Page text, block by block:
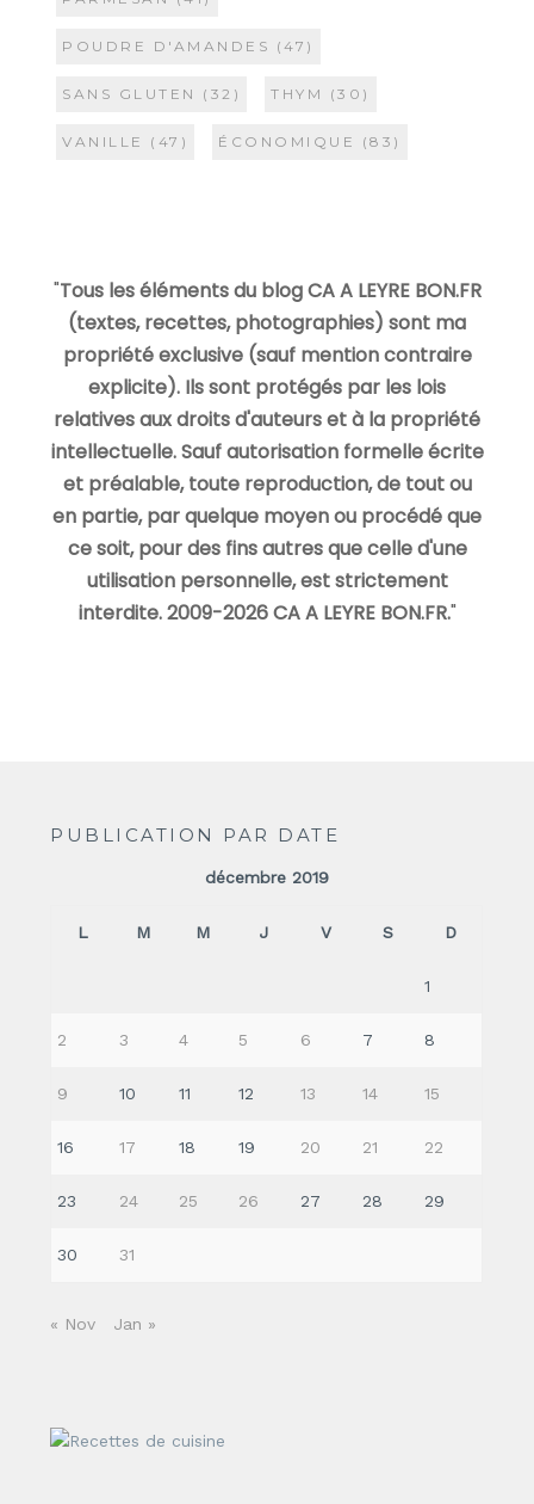
POUDRE D'AMANDES (47)
SANS GLUTEN (32) THYM (30)
VANILLE (47) ÉCONOMIQUE (83)
"Tous les éléments du blog CA A LEYRE BON.FR
(textes, recettes, photographies) sont ma
propriété exclusive (sauf mention contraire
explicite). Ils sont protégés par les lois
relatives aux droits d'auteurs et à la propriété
intellectuelle. Sauf autorisation formelle écrite
et préalable, toute reproduction, de tout ou
en partie, par quelque moyen ou procédé que
ce soit, pour des fins autres que celle d'une
utilisation personnelle, est strictement
interdite. 2009-2026 CA A LEYRE BON.FR."
PUBLICATION PAR DATE
décembre 2019
L M M J V S D
1
2 3 4 5 6 7 8
9 10 11 12 13 14 15
16 17 18 19 20 21 22
23 24 25 26 27 28 29
30 31
« Nov Jan »